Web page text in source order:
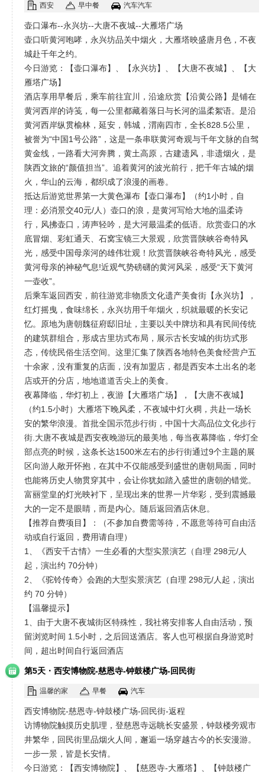
西安 早中餐 汽车汽车
壶口瀑布--永兴坊--大唐不夜城--大雁塔广场
壶口听黄河咆哮，永兴坊品关中烟火，大雁塔映盛唐月色，不夜
城赴千年之约。
今日游览：【壶口瀑布】、【永兴坊】、【大唐不夜城】、【大
雁塔广场】
酒店享用早餐后，乘车前往宜川，沿途欣赏【沿黄公路】是铺在
黄河西岸的诗笺，每一公里都藏着落日与长河的温柔絮语。是沿
黄河西岸纵贯榆林，延安，韩城，渭南四市，全长828.5公里，
被誉为“中国1号公路”，这是一条串联黄河奇观与千年文脉的自驾
黄金线，一路看大河奔腾，黄土高原，古建遗风，非遗烟火，是
陕西文旅的“颜值担当”。追着黄河的波光前行，把千年古城的烟
火，华山的云海，都织成了浪漫的画卷。
抵达后游览世界第一大黄色瀑布【壶口瀑布】（约1小时，自
理：必消景交40元/人）壶口的浪，是黄河写给大地的温柔诗
行，风拂壶口，涛声轻吟，是大河最温柔的低语。欣赏壶口的水
底冒烟、彩虹通天、石窝宝镜三大景观，欣赏晋陕峡谷奇特风
光，感受中国母亲河的雄伟壮观！欣赏晋陕峡谷奇特风光，感受
黄河母亲的神秘气息!近观气势磅礴的黄河风采，感受“天下黄河
一壶收”。
后乘车返回西安，前往游览非物质文化遗产美食街【永兴坊】，
红灯摇曳，食味绵长，永兴坊用千年烟火，织就最暖的长安记
忆。原地为唐朝魏征府邸旧址，主要以关中牌坊和具有民间传统
的建筑群组合，形成古里坊式布局，展示古长安城的街坊式形
态，传统民俗生活空间。这里汇集了陕西各地特色美食经营户五
十余家，没有重复的店面，没有加盟店，都是西安本土出名的老
店或开的分店，地地道道舌尖上的美食。
夜幕降临，华灯初上，夜游【大雁塔广场】，【大唐不夜城】
（约1.5小时）大雁塔下晚风柔，不夜城中灯火稠，共赴一场长
安的繁华浪漫。首批全国示范步行街，中国十大高品位文化步行
街.大唐不夜城是西安夜晚游玩的最美地，每当夜幕降临，华灯全
部点亮的时候，这条长达1500米左右的步行街通过9个主题的展
区向游人敞开怀抱，在其中不仅能感受到盛世的唐朝局面，同时
也能将历史人物贯穿其中，会让你犹如踏入盛世的唐朝的错觉。
富丽堂皇的灯光映衬下，呈现出来的世界一片华彩，受到震撼最
大的一定不是眼睛，而是内心。随后返回酒店休息。
【推荐自费项目】：（不参加自费需等待，不愿意等待可自由活
动或自行返回，费用请自理）
1、《西安千古情》一生必看的大型实景演艺（自理 298元/人
起，演出约 70分钟）
2、《驼铃传奇》会跑的大型实景演艺（自理 298元/人起，演出
约 70 分钟）
【温馨提示】
1、由于大唐不夜城街区特殊性，我社将安排客人自由活动，预
留浏览时间 1.5小时，之后回送酒店。客人也可根据自身游览时
间，超出时间自行返回酒店
第5天 · 西安博物院-慈恩寺-钟鼓楼广场-回民街
温馨的家 早餐 汽车
西安博物院-慈恩寺-钟鼓楼广场-回民街-返程
访博物院触摸历史肌理，登慈恩寺远眺长安盛景，钟鼓楼旁观市
井繁华，回民街里品烟火人间，邂逅一场穿越古今的长安漫游。
一步一景，皆是长安情。
今日游览：【西安博物院】、【慈恩寺-大雁塔】、【钟鼓楼广